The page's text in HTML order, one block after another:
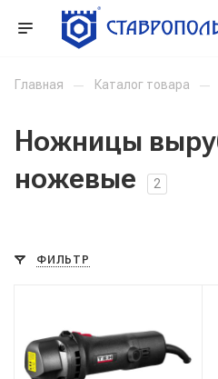
Главная — Каталог товара —
Ножницы
ножевые
2
ФИЛЬТР